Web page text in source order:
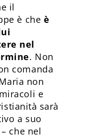
il
è che è
nel
. Non
comanda
non
e
sarà
a suo
che nel